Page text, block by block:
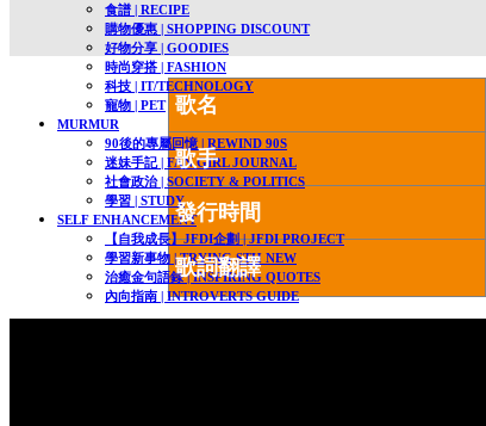
食譜 | RECIPE
購物優惠 | SHOPPING DISCOUNT
好物分享 | GOODIES
時尚穿搭 | FASHION
科技 | IT/TECHNOLOGY
寵物 | PET
MURMUR
90後的專屬回憶 | REWIND 90S
迷妹手記 | FAN GIRL JOURNAL
社會政治 | SOCIETY & POLITICS
學習 | STUDY
SELF ENHANCEMENT
【自我成長】JFDI企劃 | JFDI PROJECT
學習新事物 | TRYING STH NEW
治癒金句語錄 | INSPIRING QUOTES
內向指南 | INTROVERTS GUIDE
歌名
歌手
發行時間
歌詞翻譯